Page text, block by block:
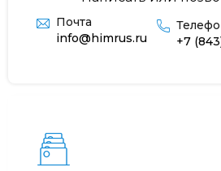
Почта
info@himrus.ru
+7